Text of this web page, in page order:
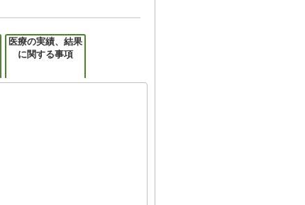
医療の実績、結果
に関する事項